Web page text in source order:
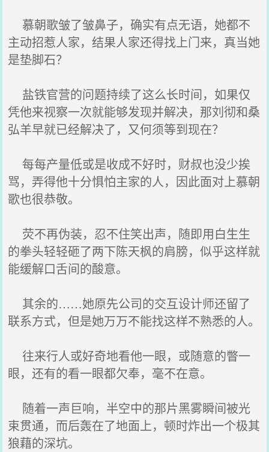
慕朝歌皱了皱鼻子，确实有点无语，她都不
主动招惹人家，结果人家还得找上门来，真当她
是垫脚石？
盐铁官营的问题持续了这么长时间，如果仅
凭他来视察一次就能够发现并解决，那刘彻和桑
弘羊早就已经解决了，又何须等到现在？
每每产量低或是收成不好时，财叔也没少挨
骂，弄得他十分惧怕主家的人，因此面对上慕朝
歌也很恭敬。
荧不再伪装，忍不住笑出声，随即用白生生
的拳头轻轻砸了两下陈天枫的肩膀，似乎这样就
能缓解口舌间的酸意。
其余的……她原先公司的交互设计师还留了
联系方式，但是她万万不能找这样不熟悉的人。
往来行人或好奇地看他一眼，或随意的瞥一
眼，还有的看一眼都欠奉，毫不在意。
随着一声巨响，半空中的那片黑雾瞬间被光
束贯通，而后轰在了地面上，顿时炸出一个极其
狼藉的深坑。